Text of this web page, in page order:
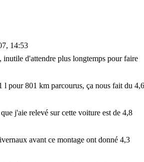
14:53
inutile d'attendre plus longtemps pour faire
l pour 801 km parcourus, ça nous fait du 4,6
j'aie relevé sur cette voiture est de 4,8
avant ce montage ont donné 4,3